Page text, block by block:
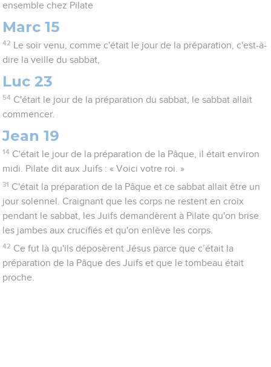
ensemble chez Pilate
Marc 15
42
Le soir venu, comme c'était le jour de la préparation, c'est-à-
dire la veille du sabbat,
Luc 23
54 C'était le jour de la préparation du sabbat, le sabbat allait
commencer.
Jean 19
14 C'était le jour de la préparation de la Pâque, il était environ
midi. Pilate dit aux Juifs : « Voici votre roi. »
31 C'était la préparation de la Pâque et ce sabbat allait être un
jour solennel. Craignant que les corps ne restent en croix
pendant le sabbat, les Juifs demandèrent à Pilate qu'on brise
les jambes aux crucifiés et qu'on enlève les corps.
42 Ce fut là qu'ils déposèrent Jésus parce que c’était la
préparation de la Pâque des Juifs et que le tombeau était
proche.